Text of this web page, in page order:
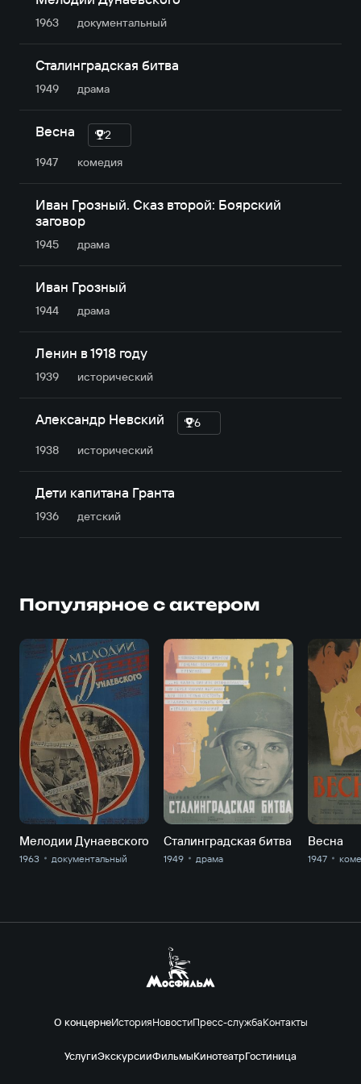
1963 документальный
Сталинградская битва
1949 драма
Весна
2
1947
комедия
Иван Грозный. Сказ второй: Боярский
заговор
1945 драма
Иван Грозный
1944 драма
Ленин в 1918 году
1939 исторический
Александр Невский
6
1938
исторический
Дети капитана Гранта
1936 детский
Популярное с актером
Мелодии Дунаевского
1963 документальный
Сталинградская битва
1949 драма
Весна
1947
О концернеИсторияНовостиПресс-службаКонтакты
УслугиЭкскурсииФильмыКинотеатрГостиница